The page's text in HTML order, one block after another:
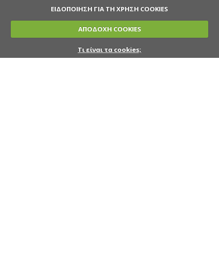
ΕΙΔΟΠΟΙΗΣΗ ΓΙΑ ΤΗ ΧΡΗΣΗ COOKIES
ΑΠΟΔΟΧΗ COOKIES
Τι είναι τα cookies;